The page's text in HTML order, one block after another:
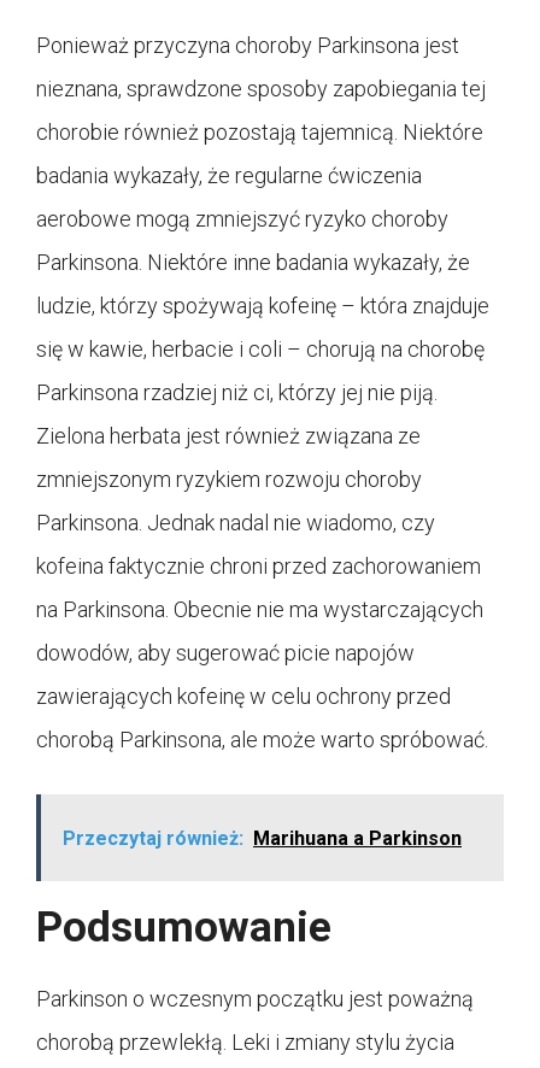
Ponieważ przyczyna choroby Parkinsona jest
nieznana, sprawdzone sposoby zapobiegania tej
chorobie również pozostają tajemnicą. Niektóre
badania wykazały, że regularne ćwiczenia
aerobowe mogą zmniejszyć ryzyko choroby
Parkinsona. Niektóre inne badania wykazały, że
ludzie, którzy spożywają kofeinę – która znajduje
się w kawie, herbacie i coli – chorują na chorobę
Parkinsona rzadziej niż ci, którzy jej nie piją.
Zielona herbata jest również związana ze
zmniejszonym ryzykiem rozwoju choroby
Parkinsona. Jednak nadal nie wiadomo, czy
kofeina faktycznie chroni przed zachorowaniem
na Parkinsona. Obecnie nie ma wystarczających
dowodów, aby sugerować picie napojów
zawierających kofeinę w celu ochrony przed
chorobą Parkinsona, ale może warto spróbować.
Przeczytaj również: Marihuana a Parkinson
Podsumowanie
Parkinson o wczesnym początku jest poważną
chorobą przewlekłą. Leki i zmiany stylu życia